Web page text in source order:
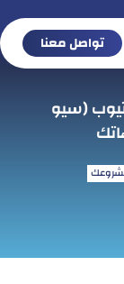
تواصل معنا
(سيو